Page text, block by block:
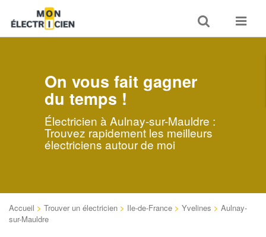
Toggle
search
Toggle
On vous fait gagner
du temps !
Électricien à Aulnay-sur-Mauldre :
Trouvez rapidement les meilleurs
électriciens autour de moi
Accueil > Trouver un électricien > Ile-de-France > Yvelines > Aulnay-
sur-Mauldre